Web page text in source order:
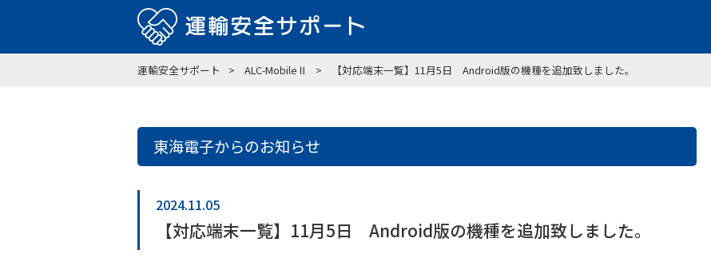
運輸安全サポート ALC-MobileⅡ 【対応端末一覧】11月5日 Android版の機種を追加致しました。
東海電子からのお知らせ
2024.11.05
【対応端末一覧】11月5日 Android版の機種を追加致しました。